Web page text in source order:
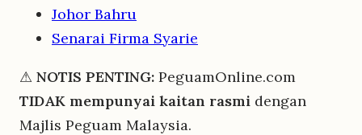
Johor Bahru
Senarai Firma Syarie
⚠ NOTIS PENTING: PeguamOnline.com
TIDAK mempunyai kaitan rasmi dengan
Majlis Peguam Malaysia.